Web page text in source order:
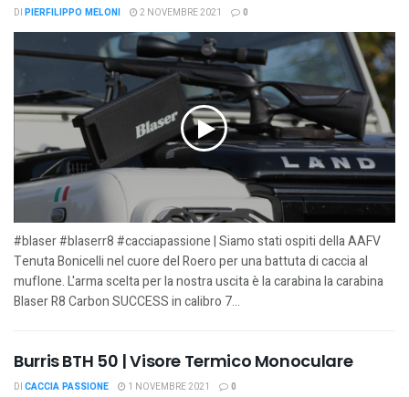
DI PIERFILIPPO MELONI 2 NOVEMBRE 2021 0
#blaser #blaserr8 #cacciapassione | Siamo stati ospiti della AAFV
Tenuta Bonicelli nel cuore del Roero per una battuta di caccia al
muflone. L'arma scelta per la nostra uscita è la carabina la carabina
Blaser R8 Carbon SUCCESS in calibro 7...
Burris BTH 50 | Visore Termico Monoculare
DI CACCIA PASSIONE 1 NOVEMBRE 2021 0